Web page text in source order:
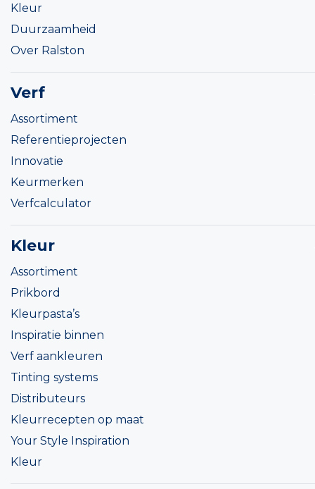
Kleur
Duurzaamheid
Over Ralston
Verf
Assortiment
Referentieprojecten
Innovatie
Keurmerken
Verfcalculator
Kleur
Assortiment
Prikbord
Kleurpasta’s
Inspiratie binnen
Verf aankleuren
Tinting systems
Distributeurs
Kleurrecepten op maat
Your Style Inspiration
Kleur